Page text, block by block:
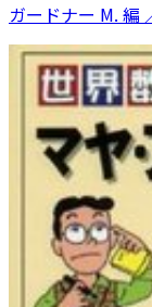
ガードナー M. 編